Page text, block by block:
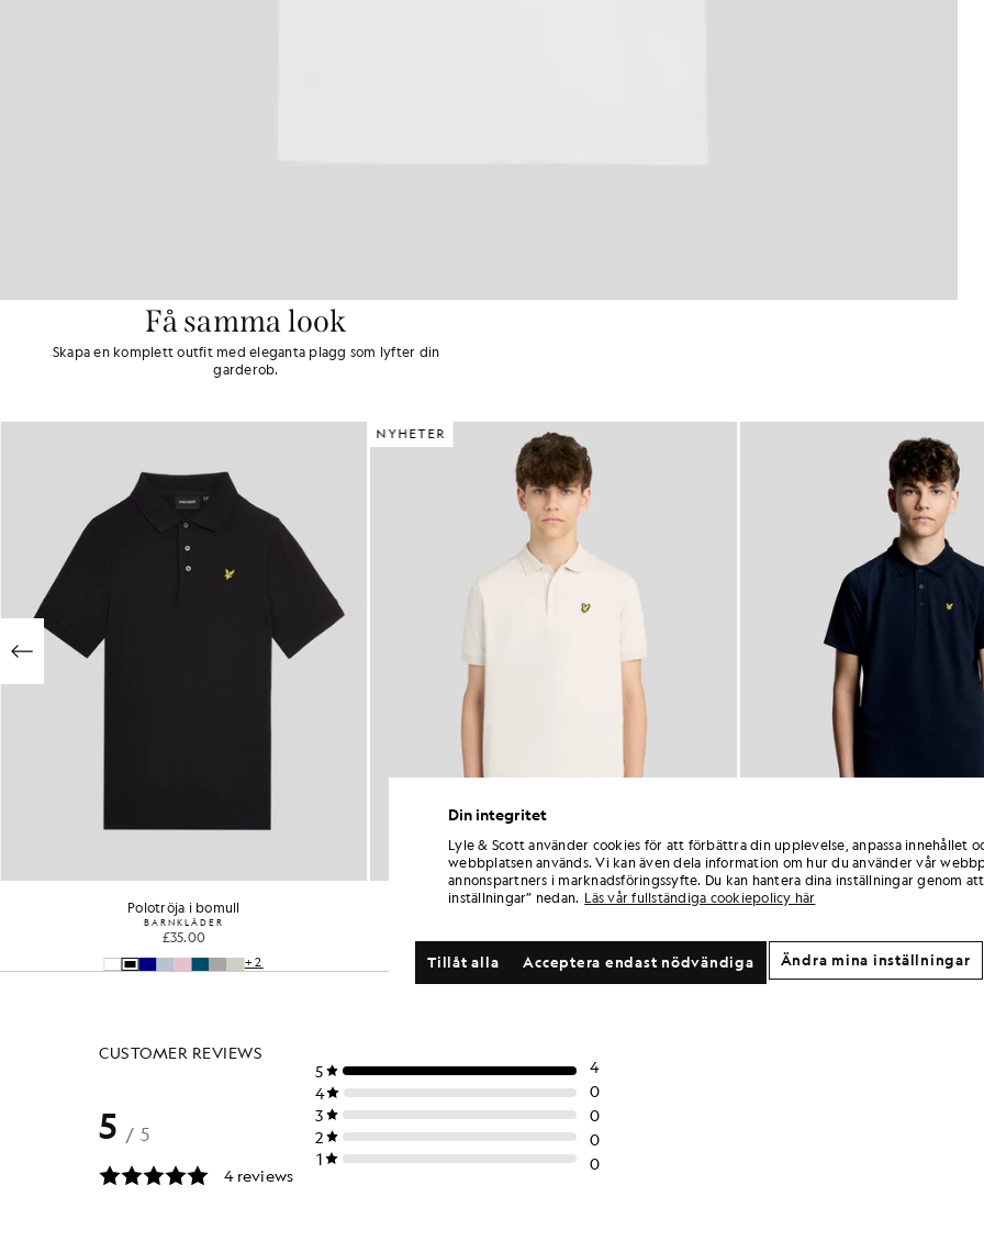
Få samma look
Skapa en komplett outfit med eleganta plagg som lyfter din
garderob.
Polotröja i bomull
BARNKLÄDER
£35.00
+2
NYHETER
Polotröja i bomull
+2
Din integritet
Lyle & Scott använder cookies för att förbättra din upplevelse, anpassa innehållet
webbplatsen används. Vi kan även dela information om hur du använder vår
annonspartners i marknadsföringssyfte. Du kan hantera dina inställningar genom
inställningar” nedan. Läs vår fullständiga cookiepolicy här
Acceptera endast nödvändiga
Tillåt alla Ändra mina inställningar